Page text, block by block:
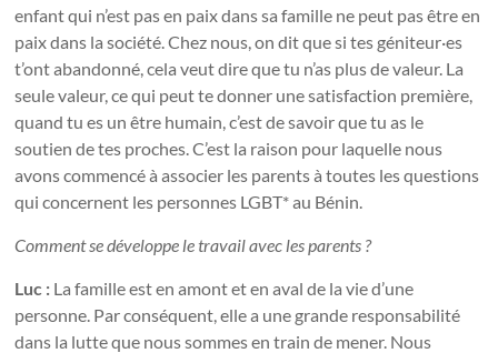
enfant qui n’est pas en paix dans sa famille ne peut pas être en
paix dans la société. Chez nous, on dit que si tes géniteur·es
t’ont abandonné, cela veut dire que tu n’as plus de valeur. La
seule valeur, ce qui peut te donner une satisfaction première,
quand tu es un être humain, c’est de savoir que tu as le
soutien de tes proches. C’est la raison pour laquelle nous
avons commencé à associer les parents à toutes les questions
qui concernent les personnes LGBT* au Bénin.
Comment se développe le travail avec les parents ?
Luc : La famille est en amont et en aval de la vie d’une
personne. Par conséquent, elle a une grande responsabilité
dans la lutte que nous sommes en train de mener. Nous